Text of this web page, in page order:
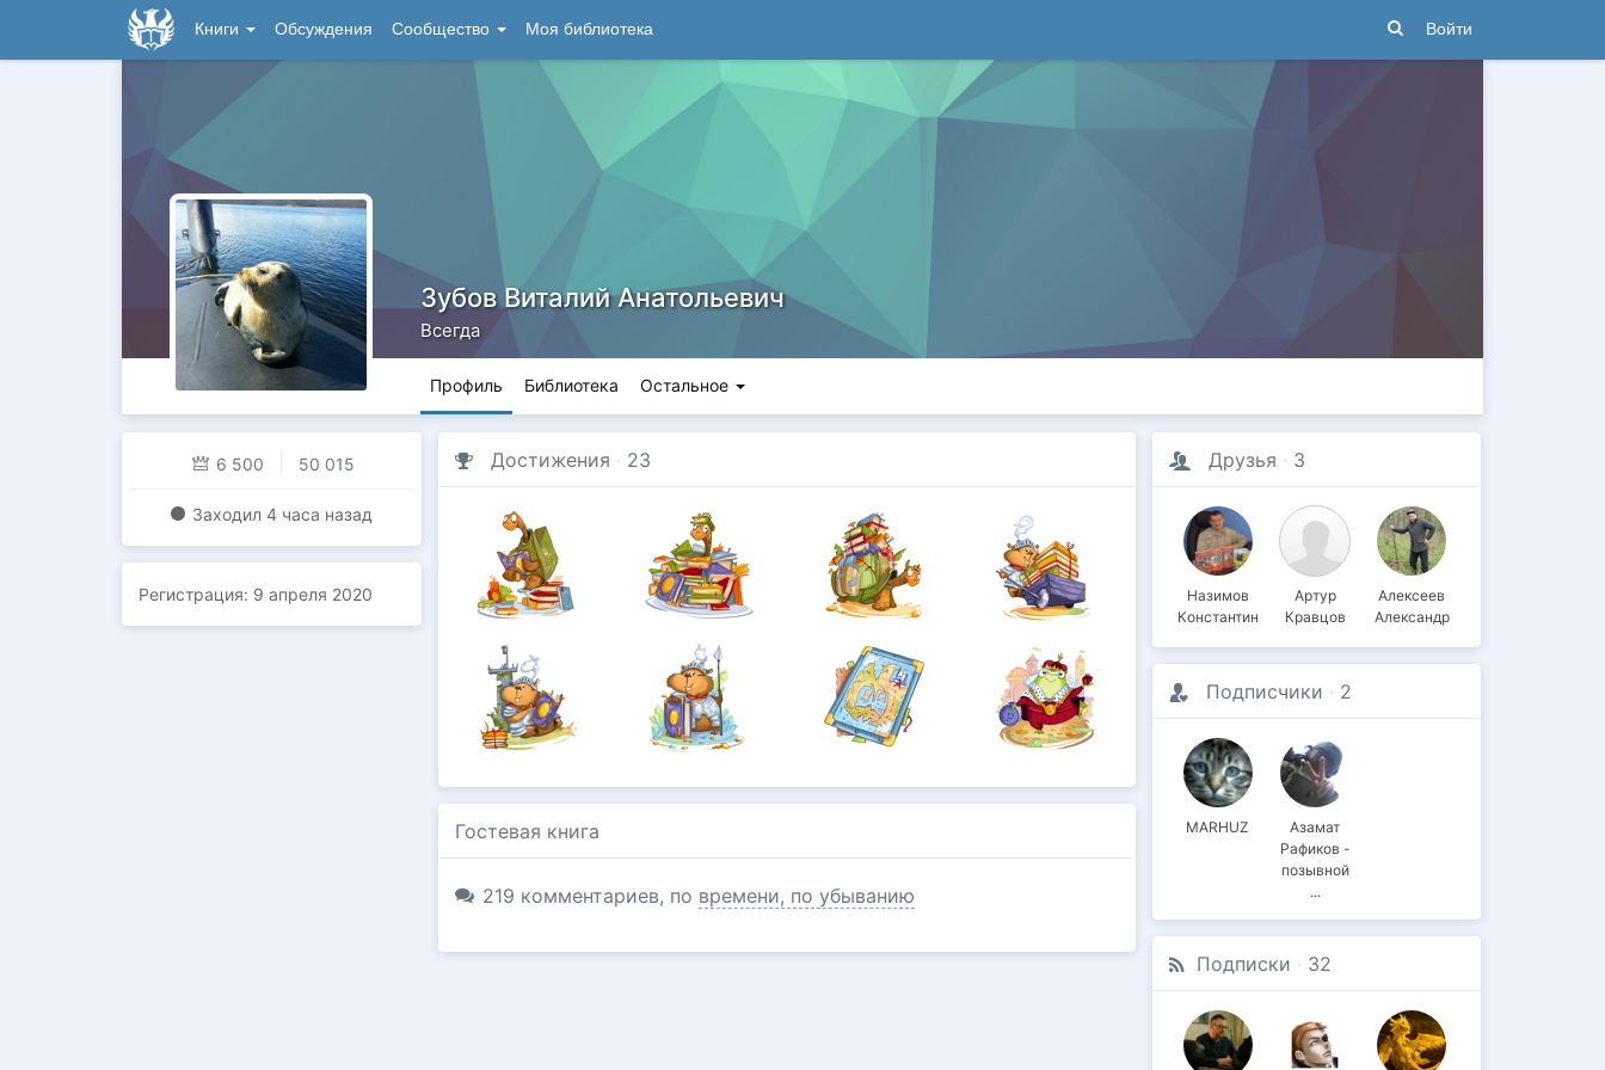
Книги Обсуждения Сообщество Моя библиотека Войти
Зубов Виталий Анатольевич
Всегда
Профиль Библиотека Остальное
6 500 50 015
Заходил 4 часа назад
Регистрация: 9 апреля 2020
Достижения · 23
Гостевая книга
219 комментариев, по времени, по убыванию
Друзья · 3
Назимов
Константин
Артур
Кравцов
Алексеев
Александр
Подписчики · 2
MARHUZ
Азамат
Рафиков -
позывной
Фанат
Подписки · 32